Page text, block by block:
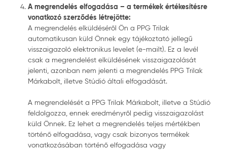
A megrendelés elfogadása – a termékek értékesítésre
vonatkozó szerződés létrejötte:
A megrendelés elküldéséről Ön a PPG Trilak
automatikusan küld Önnek egy tájékoztató jellegű
visszaigazoló elektronikus levelet (e-mailt). Ez a levél
csak a megrendelést elküldésének visszaigazolását
jelenti, azonban nem jelenti a megrendelés PPG Trilak
Márkabolt, illetve Stúdió általi elfogadását.
A megrendelését a PPG Trilak Márkabolt, illetve a Stúdió
feldolgozza, ennek eredményről pedig visszaigazolást
küld Önnek. Ez lehet a megrendelés teljes mértékben
történő elfogadása, vagy csak bizonyos termékek
vonatkozásában történő elfogadása vagy